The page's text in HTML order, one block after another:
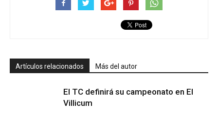
Artículos relacionados Más del autor
El TC definirá su campeonato en El
Villicum